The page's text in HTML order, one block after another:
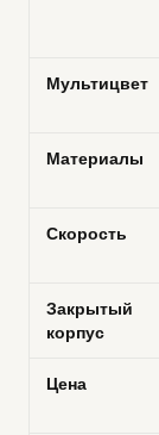
Мультицвет
Материалы
Скорость
Закрытый
корпус
Цена